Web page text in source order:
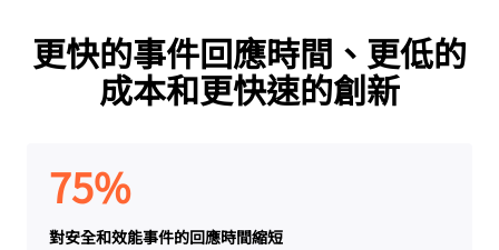
更快的事件回應時間、更低的
成本和更快速的創新
75%
對安全和效能事件的回應時間縮短